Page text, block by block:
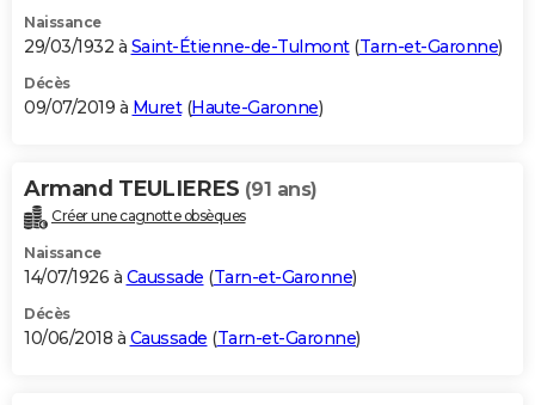
Naissance
29/03/1932 à Saint-Étienne-de-Tulmont(Tarn-et-Garonne)
Décès
09/07/2019 à Muret(Haute-Garonne)
Armand TEULIERES (91 ans)
Créer une cagnotte obsèques
Naissance
14/07/1926 à Caussade (Tarn-et-Garonne)
Décès
10/06/2018 à Caussade (Tarn-et-Garonne)